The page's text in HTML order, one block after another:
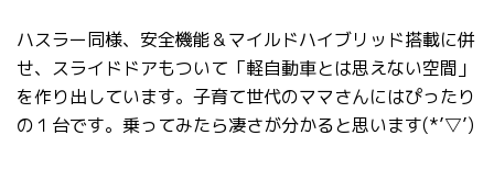
ハスラー同様、安全機能＆マイルドハイブリッド搭載に併
せ、スライドドアもついて「軽自動車とは思えない空間」
を作り出しています。子育て世代のママさんにはぴったり
の１台です。乗ってみたら凄さが分かると思います(*’▽’)